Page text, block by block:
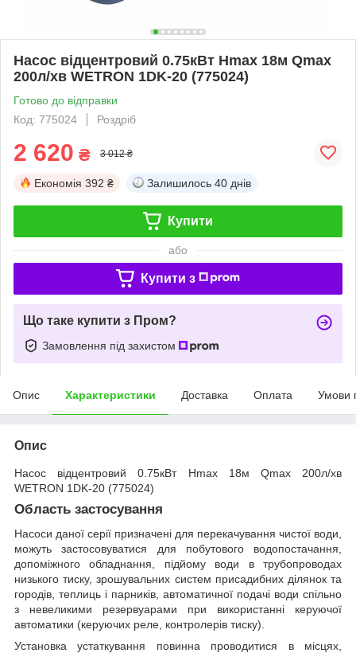
Насос відцентровий 0.75кВт Hmax 18м Qmax
200л/хв WETRON 1DK-20 (775024)
Готово до відправки
Код: 775024
Роздріб
2 620 ₴ 3 012 ₴
Економія 392 ₴ Залишилось 40 днів
Купити
або
Купити з
Що таке купити з Пром?
Замовлення під захистом
Опис Характеристики Доставка Оплата Умови
Опис
Насос відцентровий 0.75кВт Hmax 18м Qmax 200л/хв
WETRON 1DK-20 (775024)
Область застосування
Насоси даної серії призначені для перекачування чистої води,
можуть застосовуватися для побутового водопостачання,
допоміжного обладнання, підйому води в трубопроводах
низького тиску, зрошувальних систем присадибних ділянок та
городів, теплиць і парників, автоматичної подачі води спільно
з невеликими резервуарами при використанні керуючої
автоматики (керуючих реле, контролерів тиску).
Установка устаткування повинна проводитися в місцях,